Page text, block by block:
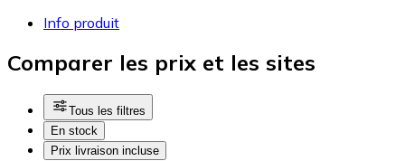
Info produit
Comparer les prix et les sites
Tous les filtres
En stock
Prix livraison incluse